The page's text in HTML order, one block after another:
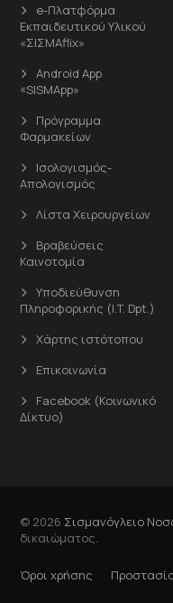
e-Πλατφόρμα
Εκπαιδευτικού Υλικού
«ΣΙΣΜΑflix»
Android App
«SISMApp»
Πρόγραμμα
Φαρμακείων
Ισολογισμός-
Απολογισμός
Λίστα Χειρουργείων
Βραβεύσεις
Καινοτομία
Υποδιεύθυνση
Πληροφορικής (I.T. Dpt.)
Χάρτης ιστότοπου
Επικοινωνία
Facebook (Κοινωνικό
Δίκτυο)
© 2026 Σισμανόγλειο
δικαιώματος.
Όροι χρήσης